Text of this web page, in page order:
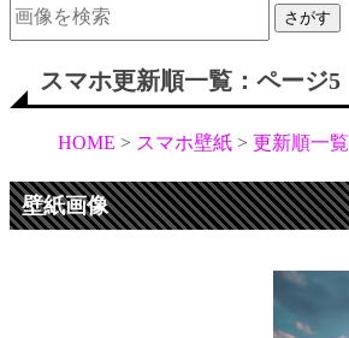
さがす
スマホ更新順一覧：ページ5
HOME スマホ壁紙 更新順一
壁紙画像